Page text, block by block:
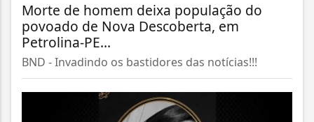
Morte de homem deixa população do
povoado de Nova Descoberta, em
Petrolina-PE...
BND - Invadindo os bastidores das notícias!!!